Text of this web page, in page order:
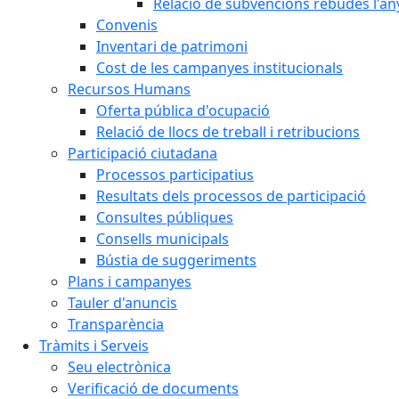
Convenis
Inventari de patrimoni
Cost de les campanyes institucionals
Recursos Humans
Oferta pública d'ocupació
Relació de llocs de treball i retribucions
Participació ciutadana
Processos participatius
Resultats dels processos de participació
Consultes públiques
Consells municipals
Bústia de suggeriments
Plans i campanyes
Tauler d'anuncis
Transparència
Tràmits i Serveis
Seu electrònica
Verificació de documents